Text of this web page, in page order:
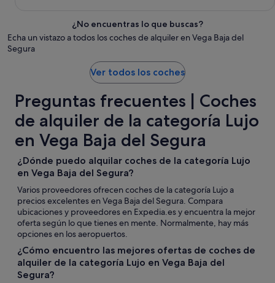
¿No encuentras lo que buscas?
Echa un vistazo a todos los coches de alquiler en Vega Baja del
Segura
Ver todos los coches
Preguntas frecuentes | Coches
de alquiler de la categoría Lujo
en Vega Baja del Segura
¿Dónde puedo alquilar coches de la categoría Lujo
en Vega Baja del Segura?
Varios proveedores ofrecen coches de la categoría Lujo a
precios excelentes en Vega Baja del Segura. Compara
ubicaciones y proveedores en Expedia.es y encuentra la mejor
oferta según lo que tienes en mente. Normalmente, hay más
opciones en los aeropuertos.
¿Cómo encuentro las mejores ofertas de coches de
alquiler de la categoría Lujo en Vega Baja del
Segura?